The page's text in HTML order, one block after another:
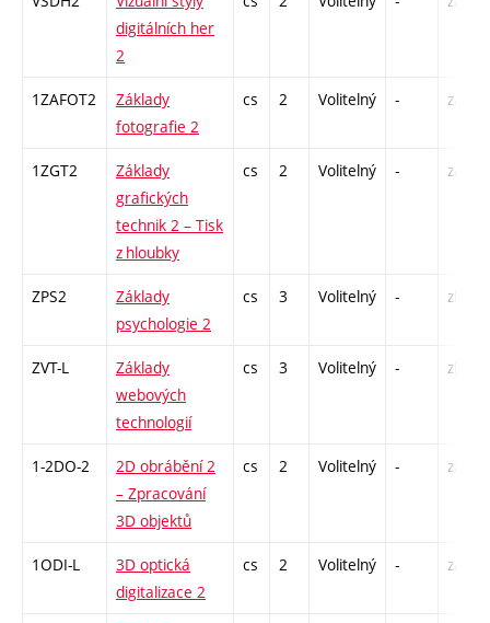
digitálních her
2
1ZAFOT2
Základy
fotografie 2
cs 2 Volitelný - zá
1ZGT2
Základy
grafických
technik 2 – Tisk
z hloubky
cs 2 Volitelný - zá
ZPS2
Základy
psychologie 2
cs 3 Volitelný - zk
ZVT-L
Základy
webových
technologií
cs 3 Volitelný - zk
1-2DO-2
2D obrábění 2
– Zpracování
3D objektů
cs 2 Volitelný - zá
1ODI-L
3D optická
digitalizace 2
cs 2 Volitelný - zá